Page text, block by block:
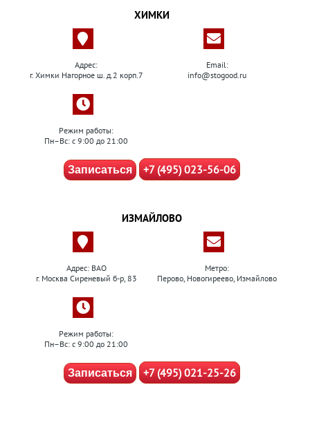
ХИМКИ
Адрес:
г. Химки Нагорное ш. д.2 корп.7
Email:
info@stogood.ru
Режим работы:
Пн–Вс: с 9:00 до 21:00
Записаться +7 (495) 023-56-06
ИЗМАЙЛОВО
Адрес: ВАО
г. Москва Сиреневый б-р, 83
Метро:
Перово, Новогиреево, Измайлово
Режим работы:
Пн–Вс: с 9:00 до 21:00
Записаться +7 (495) 021-25-26